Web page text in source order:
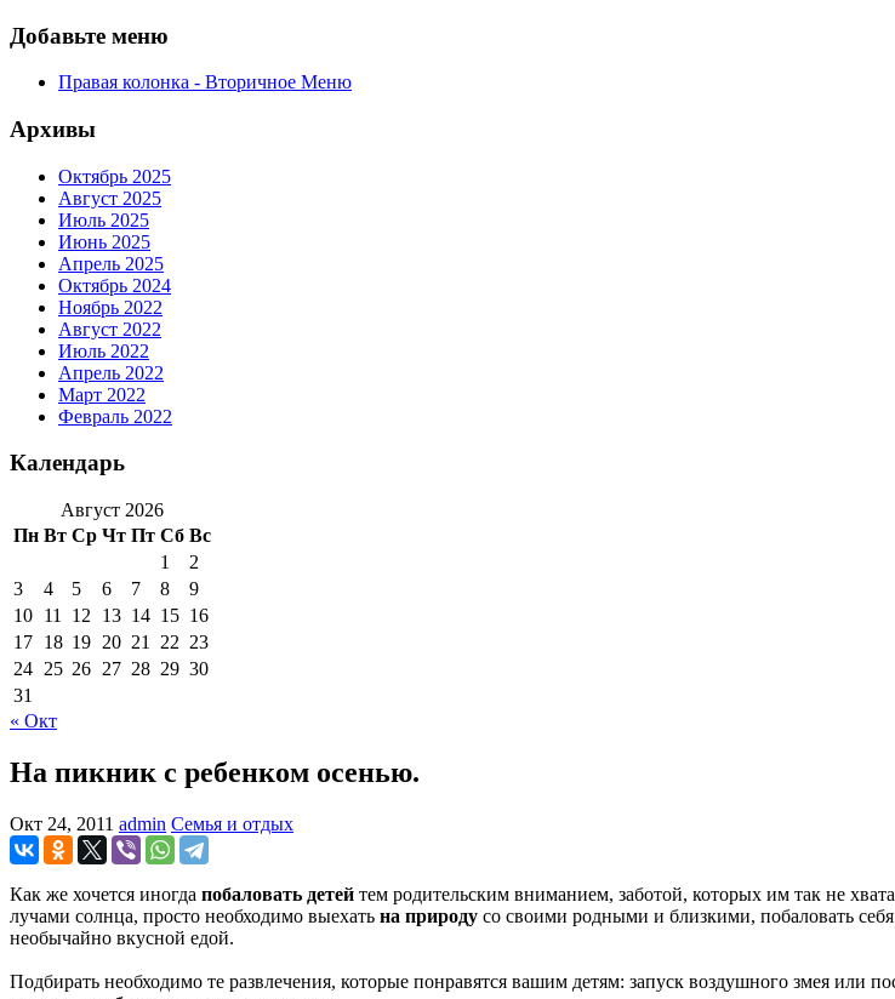
Добавьте меню
Правая колонка - Вторичное Меню
Архивы
Октябрь 2025
Август 2025
Июль 2025
Июнь 2025
Апрель 2025
Октябрь 2024
Ноябрь 2022
Август 2022
Июль 2022
Апрель 2022
Март 2022
Февраль 2022
Календарь
Август 2026
Пн Вт Ср Чт Пт Сб Вс
1
2
3
4 5 6 7 8
9
10 11 12 13 14 15 16
17 18 19 20 21 22 23
24 25 26 27 28 29 30
31
« Окт
На пикник с ребенком осенью.
Окт 24, 2011 admin Семья и отдых
Как же хочется иногда побаловать детей тем родительским вниманием, заботой, которых им так не
лучами солнца, просто необходимо выехать на природу со своими родными и близкими, побаловать
необычайно вкусной едой.
Подбирать необходимо те развлечения, которые понравятся вашим детям: запуск воздушного змея или